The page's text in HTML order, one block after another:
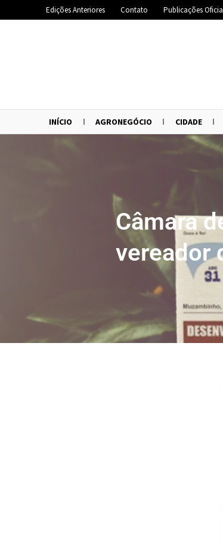
Edições Anteriores Contato Publicações
INÍCIO AGRONEGÓCIO CIDADE
Câmara
vereador